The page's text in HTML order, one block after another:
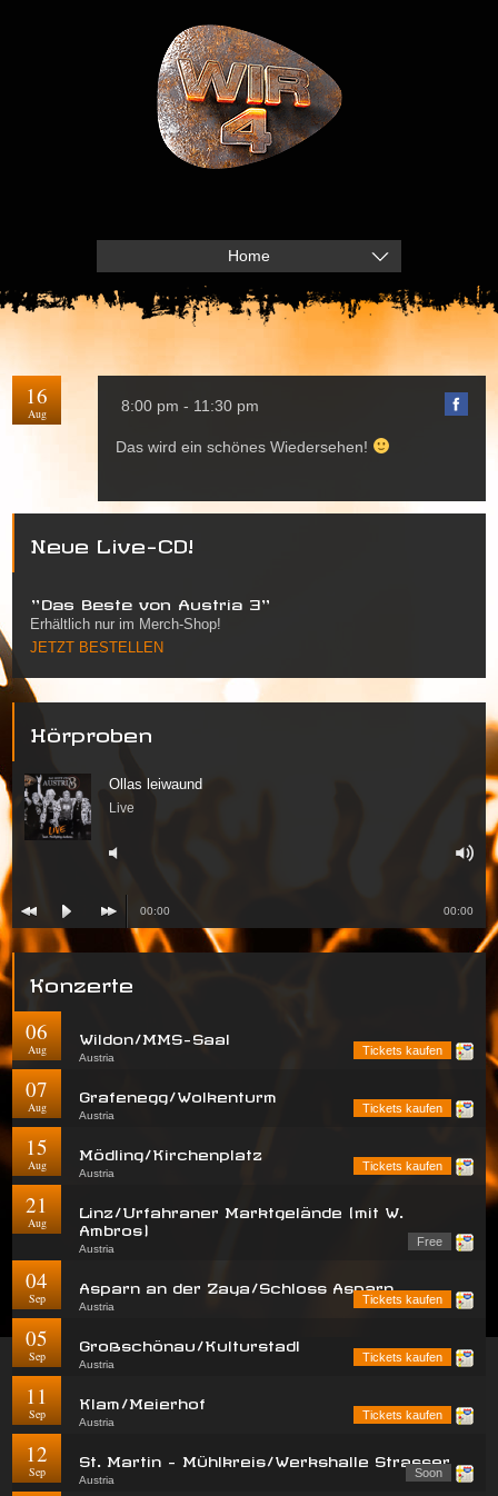
Home
16
Aug 8:00 pm - 11:30 pm
Das wird ein schönes Wiedersehen!
Neue Live-CD!
"Das Beste von Austria 3"
Erhältlich nur im Merch-Shop!
JETZT BESTELLEN
Hörproben
Ollas leiwaund
Live
00:00 00:00
Konzerte
06
Aug
Wildon/MMS-Saal
Austria
Tickets kaufen
07
Aug
Grafenegg/Wolkenturm
Austria
Tickets kaufen
15
Aug
Mödling/Kirchenplatz
Austria
Tickets kaufen
21
Aug
Linz/Urfahraner Marktgelände (mit W.
Ambros)
Austria
Free
04
Sep
Asparn an der Zaya/Schloss Asparn
Austria
Tickets kaufen
05
Sep
Großschönau/Kulturstadl
Austria
Tickets kaufen
11
Sep
Klam/Meierhof
Austria
Tickets kaufen
12
Sep
St. Martin - Mühlkreis/Werkshalle Strasser
Austria
Soon